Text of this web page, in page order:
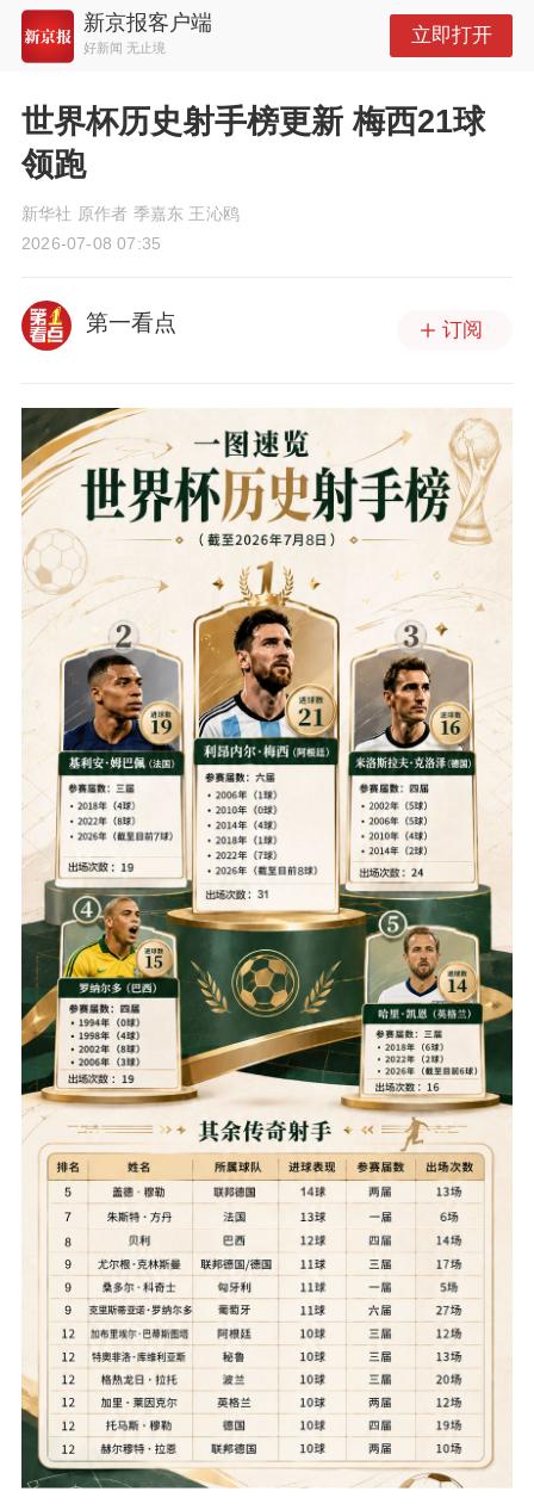
新京报客户端
好新闻 无止境
立即打开
世界杯历史射手榜更新 梅西21球
领跑
新华社 原作者 季嘉东 王沁鸥
2026-07-08 07:35
第一看点 订阅